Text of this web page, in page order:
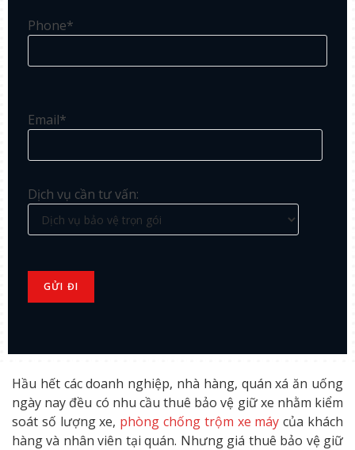
Phone*
Email*
Dịch vụ cần tư vấn:
Hầu hết các doanh nghiệp, nhà hàng, quán xá ăn uống
ngày nay đều có nhu cầu thuê bảo vệ giữ xe nhằm kiểm
soát số lượng xe, phòng chống trộm xe máy của khách
hàng và nhân viên tại quán. Nhưng giá thuê bảo vệ giữ